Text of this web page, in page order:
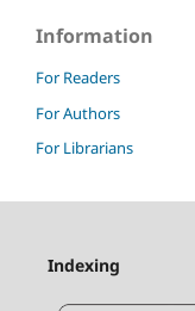
Information
For Readers
For Authors
For Librarians
Indexing